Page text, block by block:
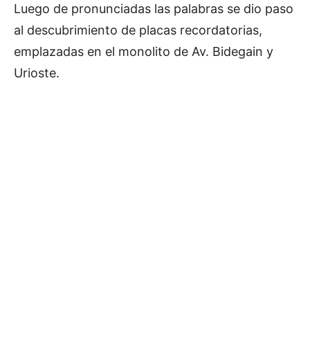
Luego de pronunciadas las palabras se dio paso
al descubrimiento de placas recordatorias,
emplazadas en el monolito de Av. Bidegain y
Urioste.